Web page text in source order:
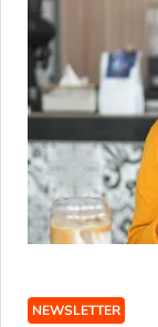
NEWSLETTER